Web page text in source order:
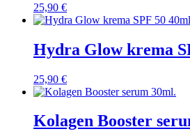
25,90 €
Hydra Glow krema
25,90 €
Kolagen Booster